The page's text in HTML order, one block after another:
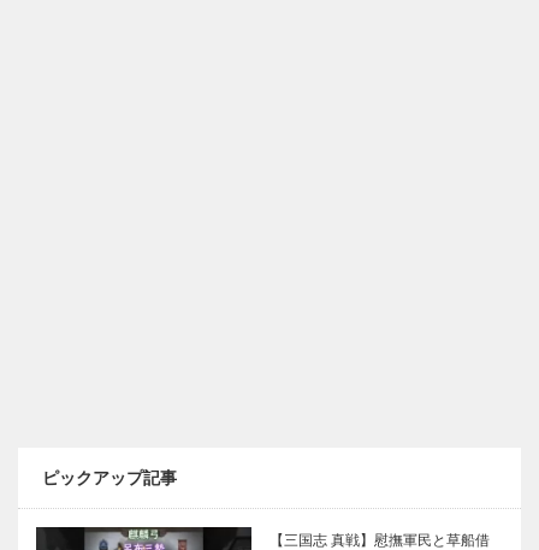
ピックアップ記事
【三国志 真戦】慰撫軍民と草船借